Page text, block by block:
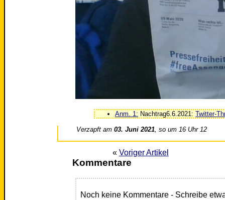
Anm. 1: Nachtrag6.6.2021: Twitter-
Verzapft am03. Juni 2021 , so um 16 Uhr 12
« Voriger Artikel
Kommentare
Noch keine Kommentare - Schreibe